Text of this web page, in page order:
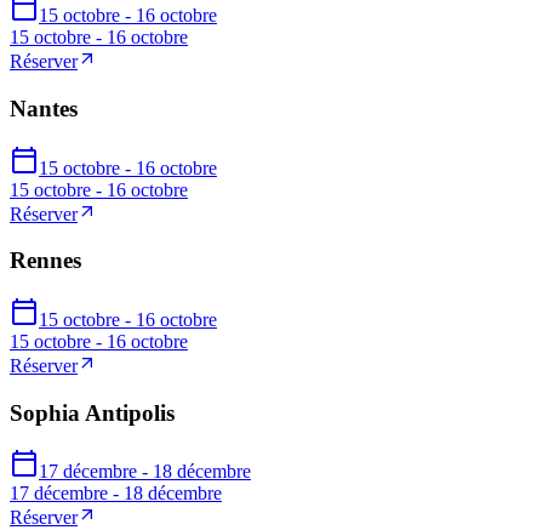
15 octobre - 16 octobre
15 octobre - 16 octobre
Réserver
Nantes
15 octobre - 16 octobre
15 octobre - 16 octobre
Réserver
Rennes
15 octobre - 16 octobre
15 octobre - 16 octobre
Réserver
Sophia Antipolis
17 décembre - 18 décembre
17 décembre - 18 décembre
Réserver